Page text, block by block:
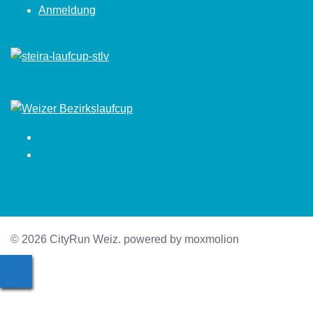
Anmeldung
© 2026 CityRun Weiz. powered by moxmolion